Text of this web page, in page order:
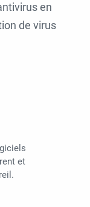
en
de virus
et